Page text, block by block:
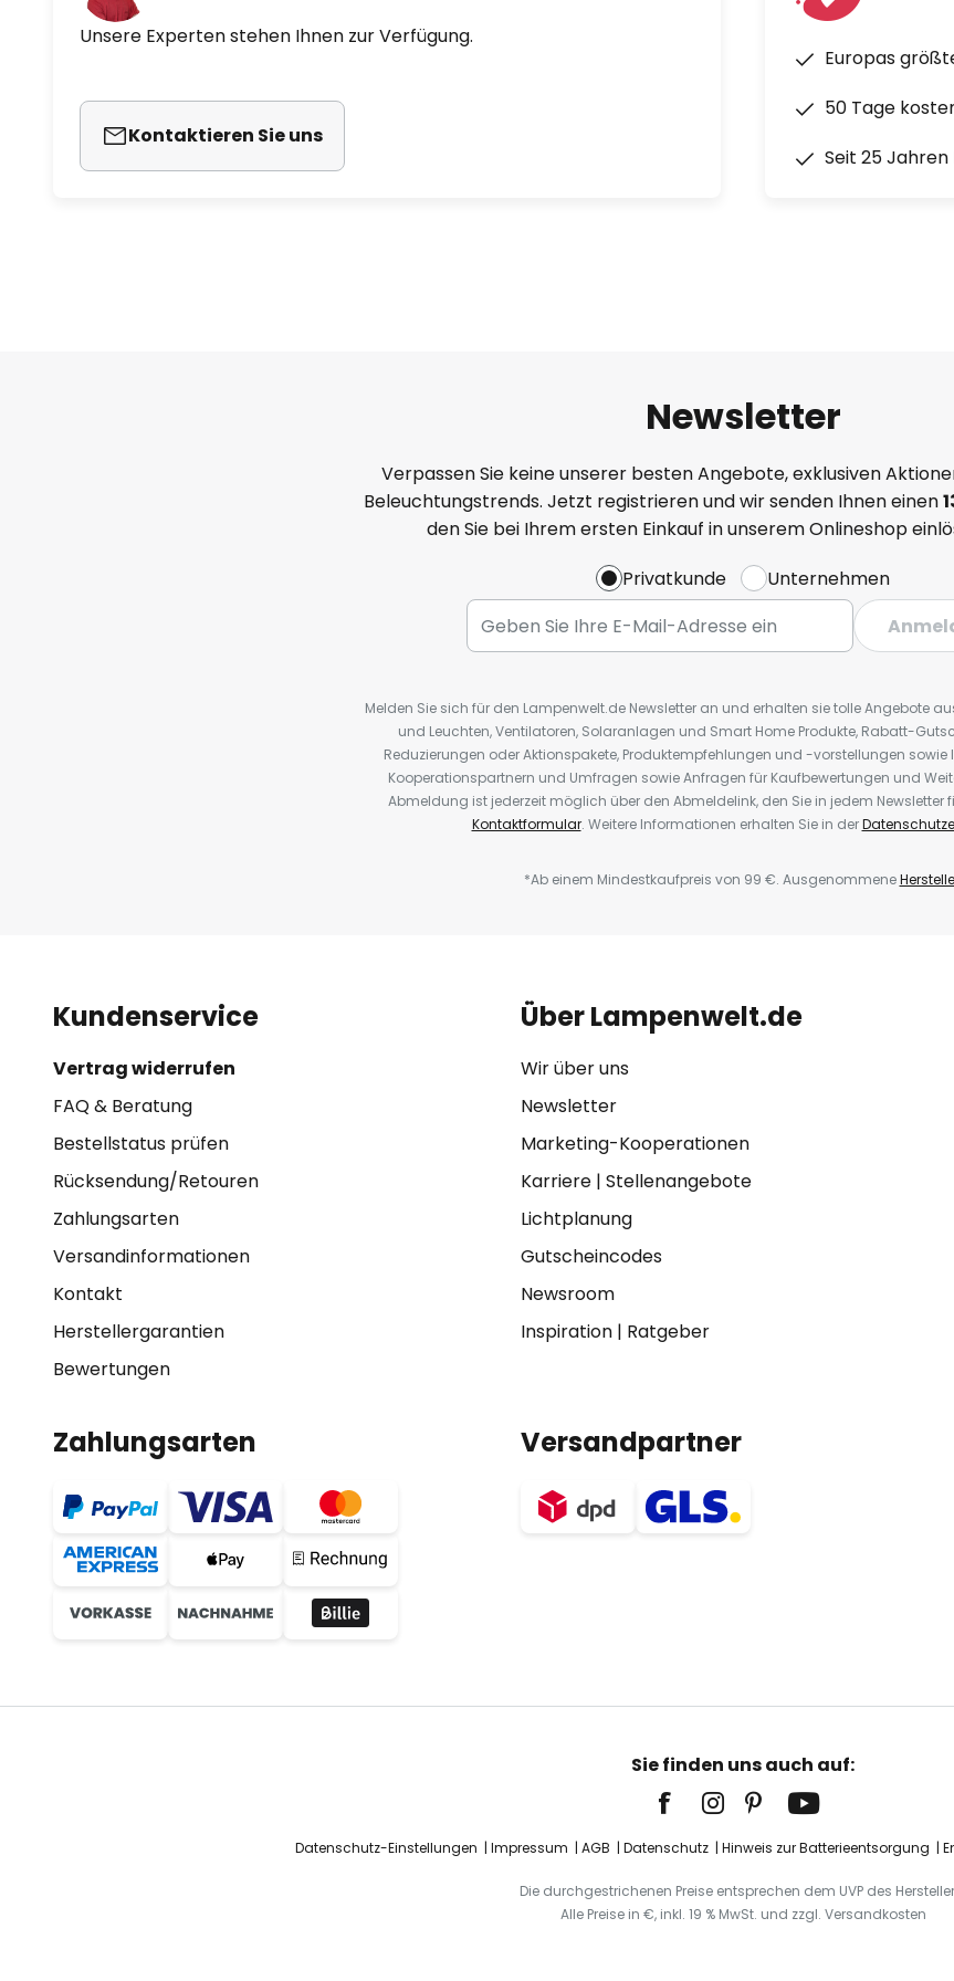
Unsere Experten stehen Ihnen zur Verfügung.
Kontaktieren Sie uns
Europas
50 Tage
Seit 25 Jahren
Newsletter
Verpassen Sie keine unserer besten Angebote, exklusiven
Beleuchtungstrends. Jetzt registrieren und wir senden Ihnen einen
den Sie bei Ihrem ersten Einkauf in unserem Onlineshop
Privatkunde
Unternehmen
Melden Sie sich für den Lampenwelt.de Newsletter an und erhalten sie tolle Angebote
und Leuchten, Ventilatoren, Solaranlagen und Smart Home Produkte, Rabatt-
Reduzierungen oder Aktionspakete, Produktempfehlungen und -vorstellungen
Kooperationspartnern und Umfragen sowie Anfragen für Kaufbewertungen und
Abmeldung ist jederzeit möglich über den Abmeldelink, den Sie in jedem Newsletter
Kontaktformular. Weitere Informationen erhalten Sie in der
*Ab einem Mindestkaufpreis von 99 €. Ausgenommene
Kundenservice
Vertrag widerrufen
FAQ & Beratung
Bestellstatus prüfen
Rücksendung/Retouren
Zahlungsarten
Versandinformationen
Kontakt
Herstellergarantien
Bewertungen
Über Lampenwelt.de
Wir über uns
Newsletter
Marketing-Kooperationen
Karriere| Stellenangebote
Lichtplanung
Gutscheincodes
Newsroom
Inspiration| Ratgeber
Zahlungsarten Versandpartner
Sie finden uns auch auf:
Datenschutz-Einstellungen Impressum AGB Datenschutz Hinweis zur Batterieentsorgung
Die durchgestrichenen Preise entsprechen dem UVP des
Alle Preise in €, inkl. 19 % MwSt. und zzgl. Versandkosten